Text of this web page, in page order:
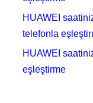
HUAWEI
telefonla
HUAWEI
eşleştirme